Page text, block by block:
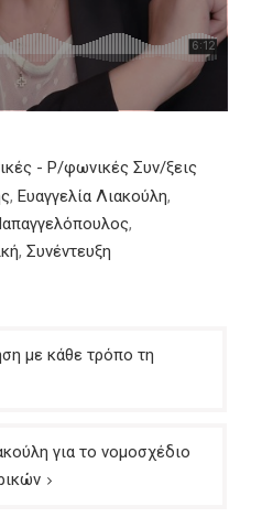
- Ρ/φωνικές Συν/ξεις
, Ευαγγελία Λιακούλη,
,
, Συνέντευξη
με κάθε τρόπο τη
για το νομοσχέδιο